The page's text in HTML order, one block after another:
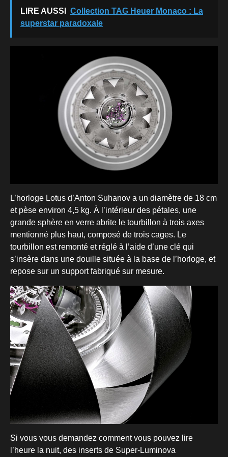
LIRE AUSSI
Collection TAG Heuer Monaco : La
superstar paradoxale
L’horloge Lotus d’Anton Suhanov a un diamètre de 18 cm
et pèse environ 4,5 kg. À l’intérieur des pétales, une
grande sphère en verre abrite le tourbillon à trois axes
mentionné plus haut, composé de trois cages. Le
tourbillon est remonté et réglé à l’aide d’une clé qui
s’insère dans une douille située à la base de l’horloge, et
repose sur un support fabriqué sur mesure.
Si vous vous demandez comment vous pouvez lire
l’heure la nuit, des inserts de Super-Luminova